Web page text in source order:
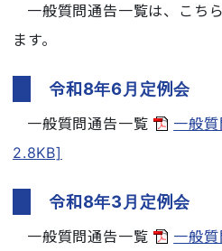
一般質問通告一覧は、こち
ます。
令和8年6月定例会
一般質問通告一覧
一般
2.8KB]
令和8年3月定例会
一般質問通告一覧
一般